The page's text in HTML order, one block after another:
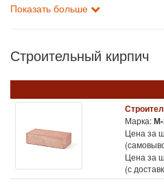
круглосуточном режиме.
является полнотелый
Такой высокомарочный кирпич
таких важных элементов зданий,
самонесущие конструкции.
Также, с недавнего времени,
фасадный редуцированный
замечательной альтернативой
Производственный объем
Показать больше
Строительный кирпич
Марка:
Цена за
Цена за
(с